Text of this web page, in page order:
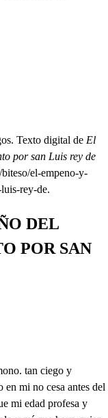
Texto digital de El
por san Luis rey de
el-empeno-y-
rey-de.
DEL
POR SAN
por estorbarme la humana pero ya me hallo a punto de cobrarlo todo junto pues su baptismo ahora pido pues lo que tenía perdido lo restanso en solo un punto Ya yo sé lo que tuvistes y sé bien lo que no tuve y lloro lasoras tristes y el tiempo hermanos que anduve sin lalumbre que me distes pero ¿quién salvarme quiso con tan behemente aviso Deme ahora la mano hermanos que a fuerza de vuestras manos Yo ganaré el paraíso salen los dos moros mueve los pies fuerte osmán que hay amigos da mi ata por mandado del soldan de ponerse en armas trata acude buen capitán que nuevaay por las espías se sabe que a pocos días que pregono el frances suelo por diversas vías pon eti me quiere dar Dios el cielo y acude a las ansias mías no supe por lavisión que de Luis rey de Francia pendía mi salvación una cosa de importancia me ocurre en esta ocasión la mano en la siente pensativo sutileza rara y alta Si si, harélo sin falta Vamos y sepa mi tierra amigos que no les falta su capitán guerra querra Por otra parte dale con cirimias aabal acompañamiento de franceses con cruz es colera, dasde Jerusalén al pecho en capotillos blancos y de trás un cardenal y el Reyu amaco tocarme si sobre las armas coronado y traiga el Conde, n al ferez mayor el estandarte leal con lasfe es delis a una parte y las armas del papa que as viesan una cruz de Jerusalen a la otra y corraz una cortina y descubras eun alsar donde estesa Francisco y diga el cardenal tomando el estanda el día eshoy rey cristiano, en que la Iglesia os entrega esta insignia que desplega al viento mi indigna mano significando por ella que os entrega en entregalla el Laura de labatalla porqué que más Lauro que ella Francia subien solenice pues tal quien va aguíar Trabajo os ha de costar porqué cruz trabajos dice pero es cierta la vitoria que jamás peleo mortal en nombre de esta señal que no saliese con gloria por el su cesor de pedro capitán de Dios os nombro y este árbol llevad al hombro más levantado que el cedro sus armas os doy tomaldas qué mejor lo harán con vos toma el se las armas que al mismo Dios el estandarte pudieron hacer espaldas y acabad godo fre nuevo lo que comenzó el antiguo ya que su bien averiguo reusar el peso no debo que aunque no con la pusanza de godo fre debullón iré hacer carasión puesta en vos la confianza todos de rodicias y vos, seráfico padre alaltar que siguiendo el francespando y degrado renunciando casa patria, padre y madre pudo el buen celo en vos tanto que el regalo pospusistes ya la conquista os partistes del sepulcro sacrosanto Ya